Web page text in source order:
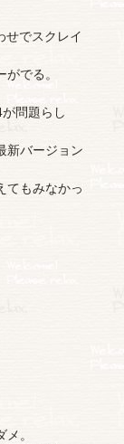
せでスクレイ
でる。
問題らし
新バージョン
てもみなかっ
。